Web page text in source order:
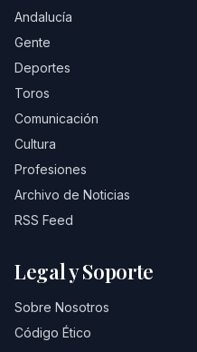
Andalucía
Gente
Deportes
Toros
Comunicación
Cultura
Profesiones
Archivo de Noticias
RSS Feed
Legal y Soporte
Sobre Nosotros
Código Ético